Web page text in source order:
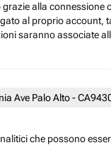
alla
al proprio
saranno associate
Ave Palo Alto -
che possono